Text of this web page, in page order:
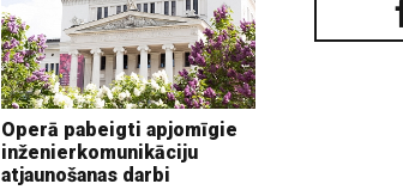
Operā pabeigti apjomīgie
inženierkomunikāciju
atjaunošanas darbi